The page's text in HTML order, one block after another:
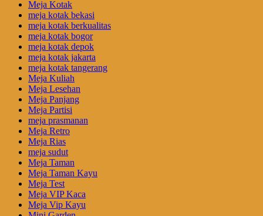
Meja Kotak
meja kotak bekasi
meja kotak berkualitas
meja kotak bogor
meja kotak depok
meja kotak jakarta
meja kotak tangerang
Meja Kuliah
Meja Lesehan
Meja Panjang
Meja Partisi
meja prasmanan
Meja Retro
Meja Rias
meja sudut
Meja Taman
Meja Taman Kayu
Meja Test
Meja VIP Kaca
Meja Vip Kayu